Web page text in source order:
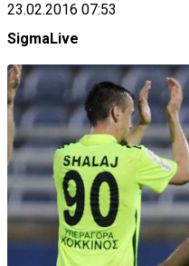
23.02.2016 07:53
SigmaLive